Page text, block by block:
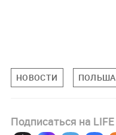
НОВОСТИ ПОЛЬША
Подписаться на LIFE